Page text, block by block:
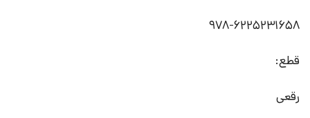
978-6225231658
قطع:
رقعی